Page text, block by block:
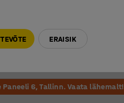
6, Tallinn. Vaata lähemalt!
ERAISIK